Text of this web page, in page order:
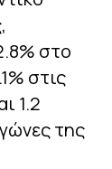
στο
στις
1.2
της